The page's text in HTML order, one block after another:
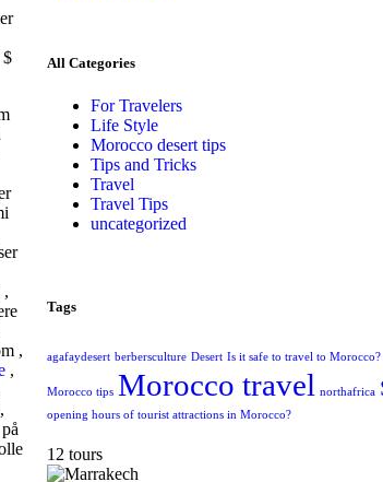
$
,
,
,
All Categories
For Travelers
Life Style
Morocco desert tips
Tips and Tricks
Travel
Travel Tips
uncategorized
Tags
agafaydesert berbersculture Desert Is it safe to travel to Morocco?
Morocco tips Morocco travel northafrica
opening hours of tourist attractions in Morocco?
12 tours